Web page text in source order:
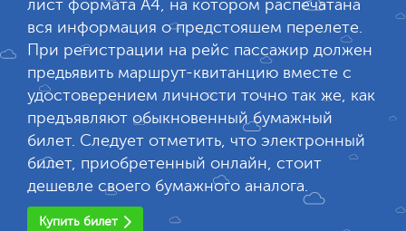
лист формата А4, на котором распечатана
вся информация о предстояшем перелете.
При регистрации на рейс пассажир должен
предьявить маршрут-квитанцию вместе с
удостоверением личности точно так же, как
предъявляют обыкновенный бумажный
билет. Следует отметить, что электронный
билет, приобретенный онлайн, стоит
дешевле своего бумажного аналога.
Купить билет